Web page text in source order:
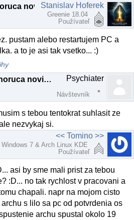
Re: Debian a horuca novinka..
Stanislav Hoferek
Greenie 18.04
Používateľ
pustam alebo restartujem PC a
a to je asi tak vsetko... :)
Re: Debian a horuca novinka.. Psychiater
Návštevník
s tebou tentokrat suhlasit ze
nezvykaj si.
<< Tomino >>
Windows 7 & Arch Linux KDE
Používateľ
asi by sme mali prist za tebou
:D... no tak rychlost v pracovani a
chapali. napr na mojom cisto
s lilo sa pc od potvrdenia os
archu spustal okolo 19